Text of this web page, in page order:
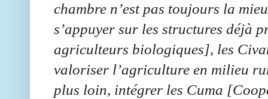
chambre n’est pas toujours la
s’appuyer sur les structures déjà
agriculteurs biologiques], les
valoriser l’agriculture en milieu
plus loin, intégrer les Cuma